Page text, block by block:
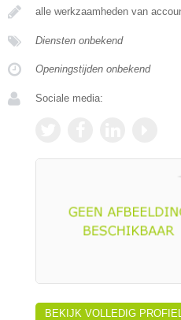
alle werkzaamheden van
Diensten onbekend
Openingstijden onbekend
Sociale media:
BEKIJK VOLLEDIG PROFIEL